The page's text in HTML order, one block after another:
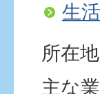
生
所在
主な